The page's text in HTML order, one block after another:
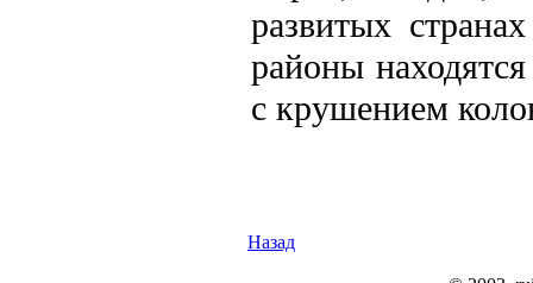
развитых
районы
с крушением
Назад